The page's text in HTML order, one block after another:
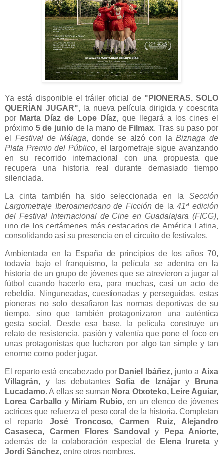
Ya está disponible el tráiler oficial de "PIONERAS. SOLO
QUERÍAN JUGAR", la nueva película dirigida y coescrita
por Marta Díaz de Lope Díaz, que llegará a los cines el
próximo 5 de junio de la mano de Filmax. Tras su paso por
el Festival de Málaga, donde se alzó con laBiznaga de
Plata Premio del Público, el largometraje sigue avanzando
en su recorrido internacional con una propuesta que
recupera una historia real durante demasiado tiempo
silenciada.
La cinta también ha sido seleccionada en la Sección
Largometraje Iberoamericano de Ficción de la41ª edición
del Festival Internacional de Cine en Guadalajara (FICG),
uno de los certámenes más destacados de América Latina,
consolidando así su presencia en el circuito de festivales.
Ambientada en la España de principios de los años 70,
todavía bajo el franquismo, la película se adentra en la
historia de un grupo de jóvenes que se atrevieron a jugar al
fútbol cuando hacerlo era, para muchas, casi un acto de
rebeldía. Ninguneadas, cuestionadas y perseguidas, estas
pioneras no solo desafiaron las normas deportivas de su
tiempo, sino que también protagonizaron una auténtica
gesta social. Desde esa base, la película construye un
relato de resistencia, pasión y valentía que pone el foco en
unas protagonistas que lucharon por algo tan simple y tan
enorme como poder jugar.
El reparto está encabezado por Daniel Ibáñez, junto a Aixa
Villagrán, y las debutantes Sofía de Iznájary
Bruna
Lucadamo. A ellas se suman Nora Otxoteko, Leire Aguiar,
Lorea Carballo y Miriam Rubio, en un elenco de jóvenes
actrices que refuerza el peso coral de la historia. Completan
el reparto José Troncoso, Carmen Ruiz, Alejandro
Casaseca, Carmen Flores Sandoval
y Pepa Aniorte,
además de la colaboración especial de
Elena Irureta y
Jordi Sánchez, entre otros nombres.